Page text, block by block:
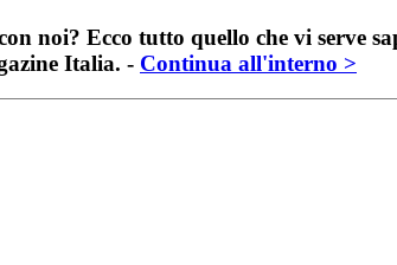
noi? Ecco tutto quello che vi serve
Italia. - Continua all'interno >